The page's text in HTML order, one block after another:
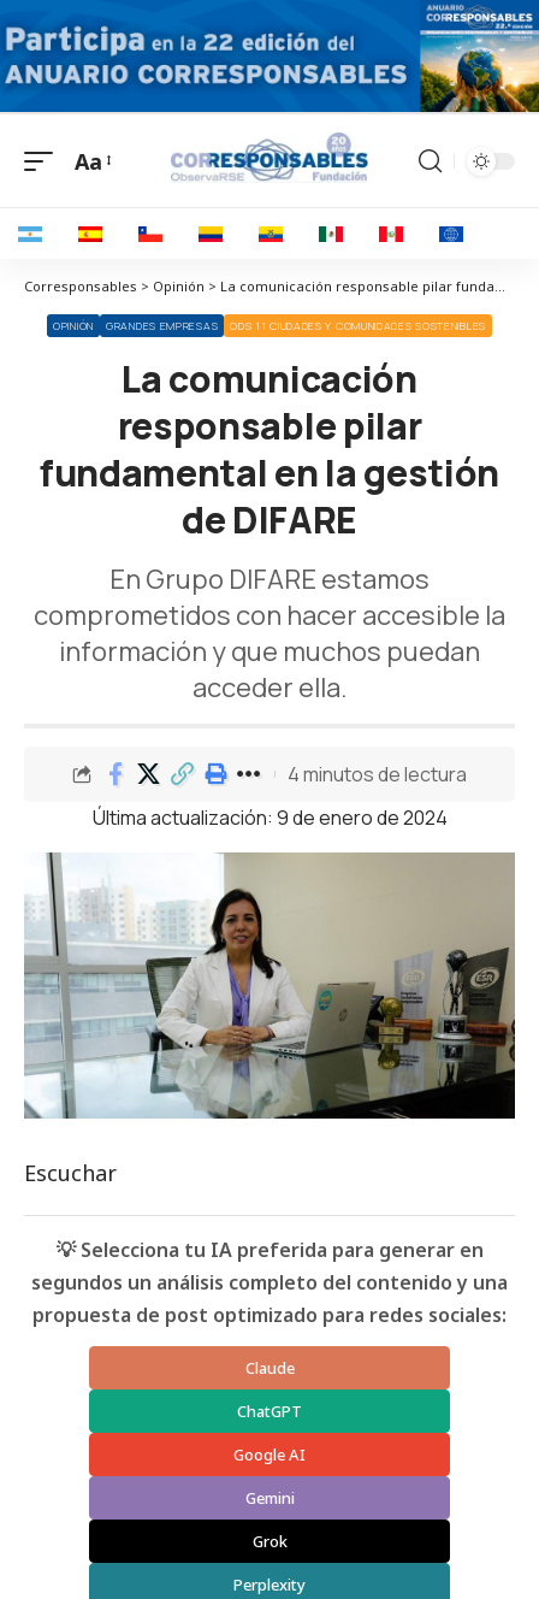
Aa
Corresponsables > Opinión > La comunicación responsable pilar fundamental en la gestión de DIFARE
OPINIÓN GRANDES EMPRESAS ODS 11 CIUDADES Y COMUNIDADES SOSTENIBLES
La comunicación
responsable pilar
fundamental en la gestión
de DIFARE
En Grupo DIFARE estamos
comprometidos con hacer accesible la
información y que muchos puedan
acceder ella.
Última actualización: 9 de enero de 2024
4 minutos de lectura
Escuchar
💡 Selecciona tu IA preferida para generar en
segundos un análisis completo del contenido y una
propuesta de post optimizado para redes sociales:
Claude
ChatGPT
Google AI
Gemini
Grok
Perplexity